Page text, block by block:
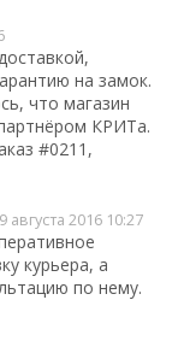
на замок.
что магазин
КРИТа.
#0211,
августа 2016 10:27
курьера, а
по нему.